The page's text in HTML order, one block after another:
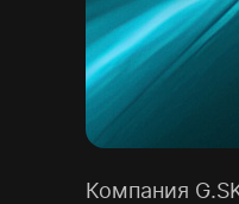
Компания